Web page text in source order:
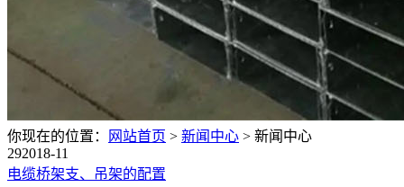
你现在的位置： 网站首页 > 新闻中心 > 新闻中心
292018-11
电缆桥架支、吊架的配置